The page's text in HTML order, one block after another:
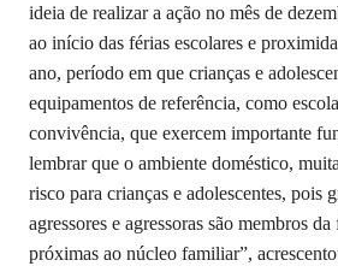
ideia de realizar a ação no mês de
ao início das férias escolares e
ano, período em que crianças e
equipamentos de referência, como
convivência, que exercem importante
lembrar que o ambiente doméstico,
risco para crianças e adolescentes, pois
agressores e agressoras são membros
próximas ao núcleo familiar”,